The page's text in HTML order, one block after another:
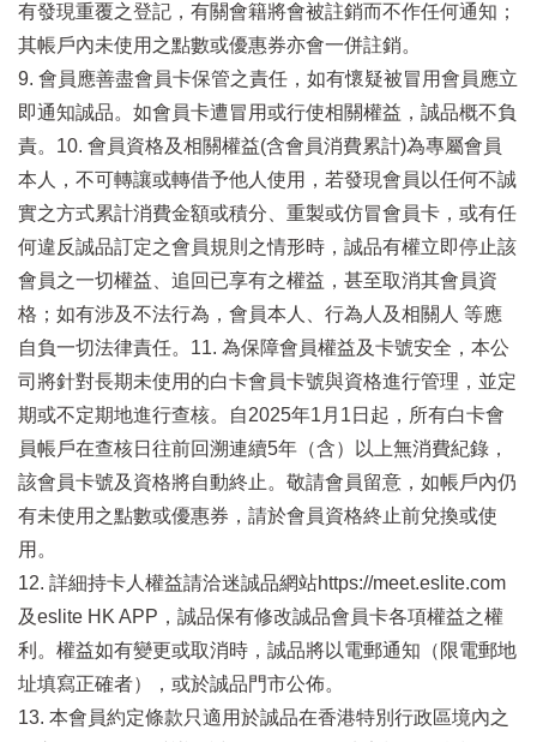
有發現重覆之登記，有關會籍將會被註銷而不作任何通知；
其帳戶內未使用之點數或優惠券亦會一併註銷。
9. 會員應善盡會員卡保管之責任，如有懷疑被冒用會員應立
即通知誠品。如會員卡遭冒用或行使相關權益，誠品概不負
責。10. 會員資格及相關權益(含會員消費累計)為專屬會員
本人，不可轉讓或轉借予他人使用，若發現會員以任何不誠
實之方式累計消費金額或積分、重製或仿冒會員卡，或有任
何違反誠品訂定之會員規則之情形時，誠品有權立即停止該
會員之一切權益、追回已享有之權益，甚至取消其會員資
格；如有涉及不法行為，會員本人、行為人及相關人 等應
自負一切法律責任。11. 為保障會員權益及卡號安全，本公
司將針對長期未使用的白卡會員卡號與資格進行管理，並定
期或不定期地進行查核。自2025年1月1日起，所有白卡會
員帳戶在查核日往前回溯連續5年（含）以上無消費紀錄，
該會員卡號及資格將自動終止。敬請會員留意，如帳戶內仍
有未使用之點數或優惠券，請於會員資格終止前兌換或使
用。
12. 詳細持卡人權益請洽迷誠品網站https://meet.eslite.com
及eslite HK APP，誠品保有修改誠品會員卡各項權益之權
利。權益如有變更或取消時，誠品將以電郵通知（限電郵地
址填寫正確者），或於誠品門市公佈。
13. 本會員約定條款只適用於誠品在香港特別行政區境內之